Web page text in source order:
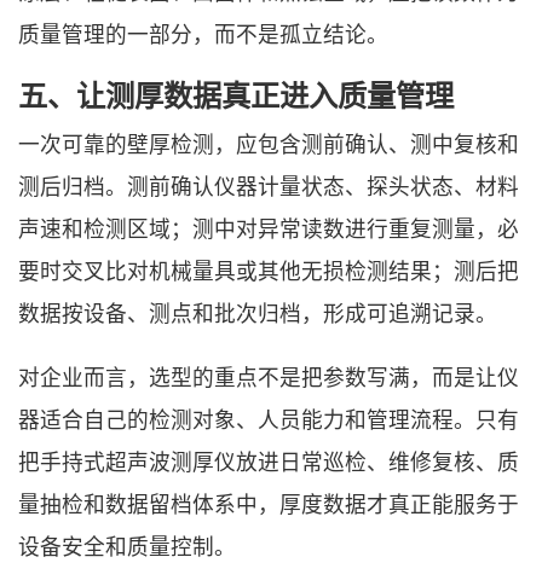
质量管理的一部分，而不是孤立结论。
五、让测厚数据真正进入质量管理
一次可靠的壁厚检测，应包含测前确认、测中复核和
测后归档。测前确认仪器计量状态、探头状态、材料
声速和检测区域；测中对异常读数进行重复测量，必
要时交叉比对机械量具或其他无损检测结果；测后把
数据按设备、测点和批次归档，形成可追溯记录。
对企业而言，选型的重点不是把参数写满，而是让仪
器适合自己的检测对象、人员能力和管理流程。只有
把手持式超声波测厚仪放进日常巡检、维修复核、质
量抽检和数据留档体系中，厚度数据才真正能服务于
设备安全和质量控制。